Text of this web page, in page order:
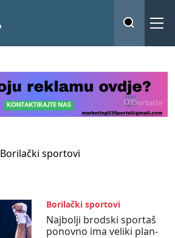
Borilački sportovi
Borilački sportovi
Najbolji brodski sportaš
ponovno ima veliki plan-